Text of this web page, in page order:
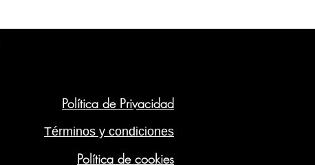
Política de Privacidad
Términos y condiciones
Política de cookies